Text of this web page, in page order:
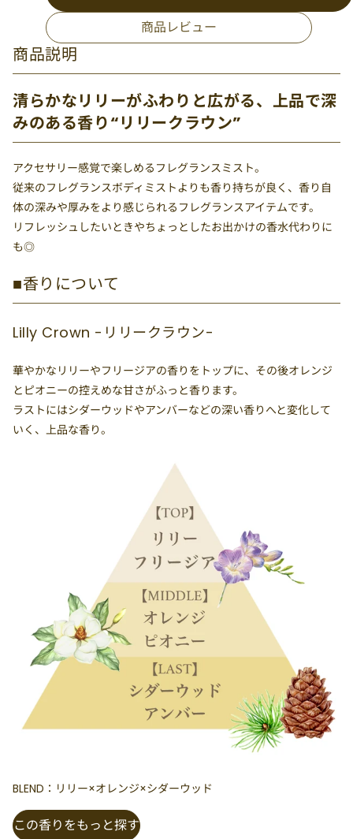
商品レビュー
商品説明
清らかなリリーがふわりと広がる、上品で深
みのある香り“リリークラウン”
アクセサリー感覚で楽しめるフレグランスミスト。
従来のフレグランスボディミストよりも香り持ちが良く、香り自
体の深みや厚みをより感じられるフレグランスアイテムです。
リフレッシュしたいときやちょっとしたお出かけの香水代わりに
も◎
■香りについて
Lilly Crown -リリークラウン-
華やかなリリーやフリージアの香りをトップに、その後オレンジ
とピオニーの控えめな甘さがふっと香ります。
ラストにはシダーウッドやアンバーなどの深い香りへと変化して
いく、上品な香り。
BLEND：リリー×オレンジ×シダーウッド
この香りをもっと探す